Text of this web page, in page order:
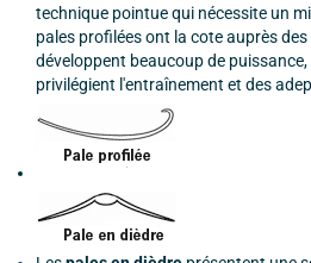
technique pointue qui nécessite un
pales profilées ont la cote auprès
développent beaucoup de
privilégient l'entraînement et des